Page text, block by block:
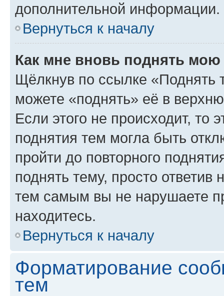
дополнительной информации.
Вернуться к началу
Как мне вновь поднять мою
Щёлкнув по ссылке «Поднять
можете «поднять» её в
Если этого не происходит, то
поднятия тем могла быть
пройти до повторного
поднять тему, просто ответив
тем самым вы не нарушаете
находитесь.
Вернуться к началу
Форматирование
тем